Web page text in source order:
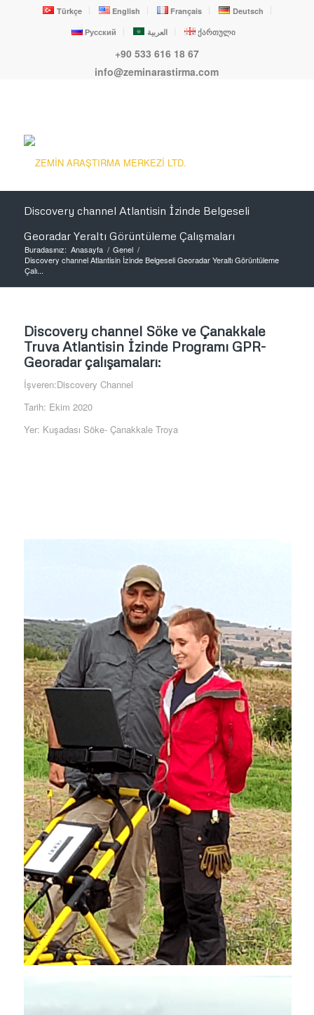
Türkçe English Français
Deutsch
Русский
العربية ქართული
+90 533 616 18 67
info@zeminarastirma.com
Discovery channel Atlantisin İzinde Belgeseli
Georadar Yeraltı Görüntüleme Çalışmaları
Buradasınız: Anasayfa / Genel /
Discovery channel Atlantisin İzinde Belgeseli Georadar Yeraltı Görüntüleme
Çalı...
Discovery channel Söke ve Çanakkale
Truva Atlantisin İzinde Programı GPR-
Georadar çalışamaları:
İşveren:Discovery Channel
Tarih: Ekim 2020
Yer: Kuşadası Söke- Çanakkale Troya